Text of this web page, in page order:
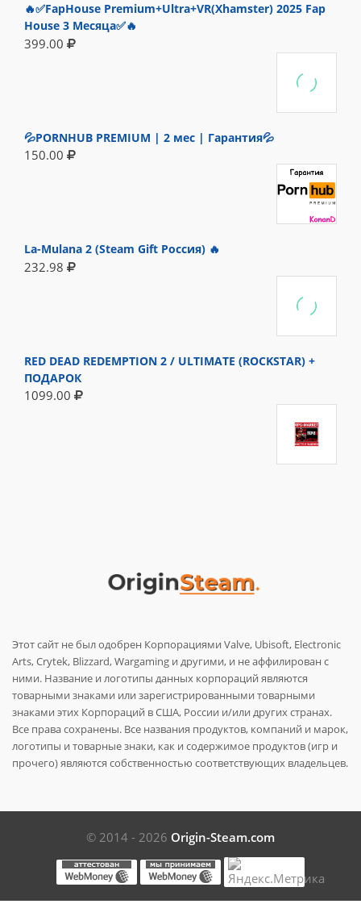
🔥✅FapHouse Premium+Ultra+VR(Xhamster) 2025 Fap
House 3 Месяца✅🔥
399.00
💦PORNHUB PREMIUM | 2 мес | Гарантия💦
150.00
La-Mulana 2 (Steam Gift Россия) 🔥
232.98
RED DEAD REDEMPTION 2 / ULTIMATE (ROCKSTAR) +
ПОДАРОК
1099.00
Этот сайт не был одобрен Корпорациями Valve, Ubisoft, Electronic
Arts, Crytek, Blizzard, Wargaming и другими, и не аффилирован с
ними. Название и логотипы данных корпораций являются
товарными знаками или зарегистрированными товарными
знаками этих Корпораций в США, России и/или других странах.
Все права сохранены. Все названия продуктов, компаний и марок,
логотипы и товарные знаки, как и содержимое продуктов (игр и
прочего) являются собственностью соответствующих владельцев.
© 2014 - 2026 Origin-Steam.com